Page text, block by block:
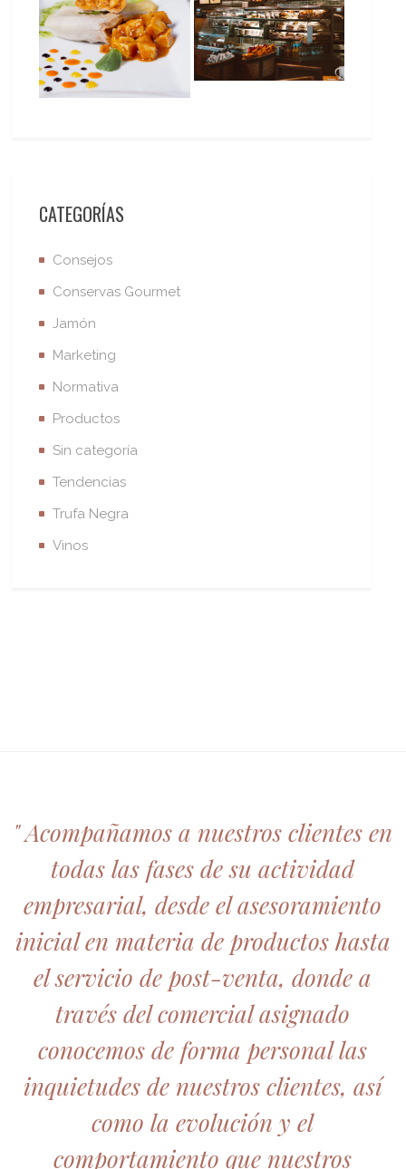
CATEGORÍAS
Consejos
Conservas Gourmet
Jamón
Marketing
Normativa
Productos
Sin categoría
Tendencias
Trufa Negra
Vinos
" Acompañamos a nuestros clientes en
todas las fases de su actividad
empresarial, desde el asesoramiento
inicial en materia de productos hasta
el servicio de post-venta, donde a
través del comercial asignado
conocemos de forma personal las
inquietudes de nuestros clientes, así
como la evolución y el
comportamiento que nuestros